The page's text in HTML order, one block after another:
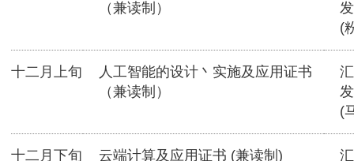
（兼读制）
(
十二月上旬
人工智能的设计丶实施及应用证书
（兼读制）
(
十二月下旬 云端计算及应用证书 (兼读制)